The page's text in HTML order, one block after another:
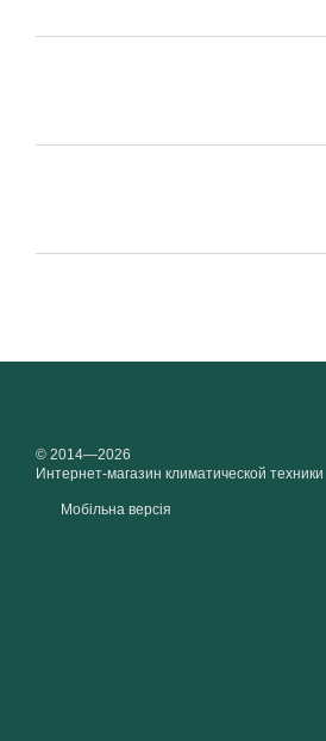
© 2014—2026
Интернет-магазин климатической техники
Мобільна версія